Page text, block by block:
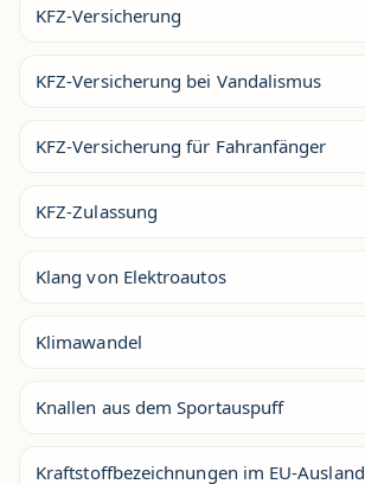
KFZ-Versicherung
KFZ-Versicherung bei Vandalismus
KFZ-Versicherung für Fahranfänger
KFZ-Zulassung
Klang von Elektroautos
Klimawandel
Knallen aus dem Sportauspuff
Kraftstoffbezeichnungen im EU-Ausland